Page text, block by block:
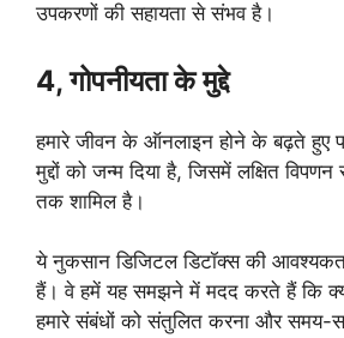
उपकरणों की सहायता से संभव है।
4, गोपनीयता के मुद्दे
हमारे जीवन के ऑनलाइन होने के बढ़ते हुए
मुद्दों को जन्म दिया है, जिसमें लक्षित
तक शामिल है।
ये नुकसान डिजिटल डिटॉक्स की
हैं। वे हमें यह समझने में मदद करते हैं कि
हमारे संबंधों को संतुलित करना और समय-